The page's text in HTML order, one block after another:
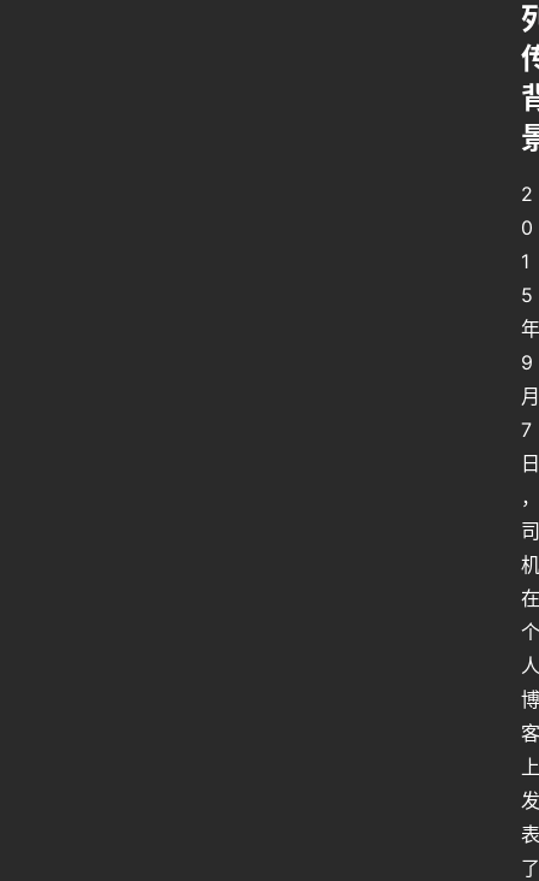
2
0
1
5
年
9
月
7
日
，
司
机
在
个
人
博
客
上
发
表
了